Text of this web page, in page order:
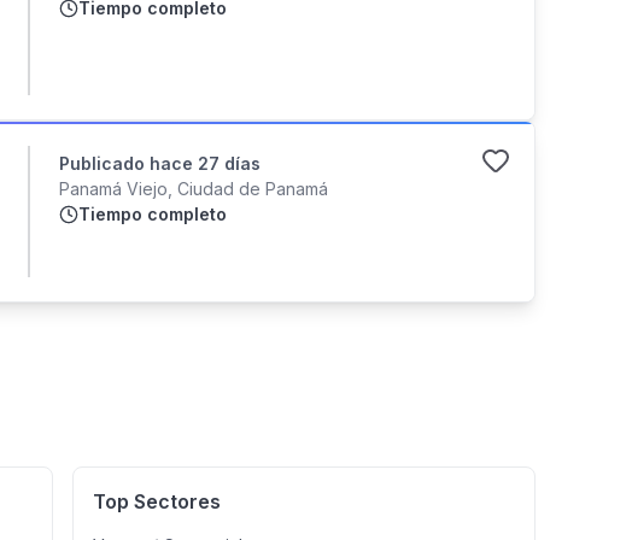
Tiempo completo
Publicado hace 27 días
Panamá Viejo, Ciudad de Panamá
Tiempo completo
Top Sectores